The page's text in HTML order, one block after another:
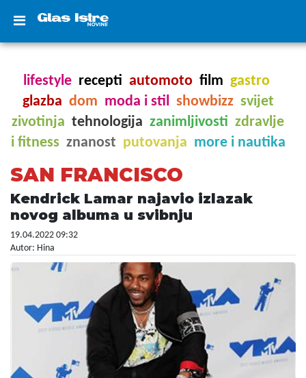
lifestyle recepti automoto film gastro
glazba dom moda i stil showbizz svijet
zivotinja tehnologija zanimljivosti zdravlje
i fitness znanost putovanja more i nautika
SAN FRANCISCO
Kendrick Lamar najavio izlazak
novog albuma u svibnju
19.04.2022 09:32
Autor: Hina